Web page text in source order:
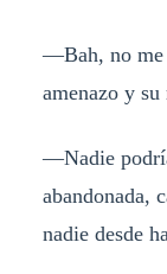
—Bah, no me
amenazo y
—Nadie
nadie desde